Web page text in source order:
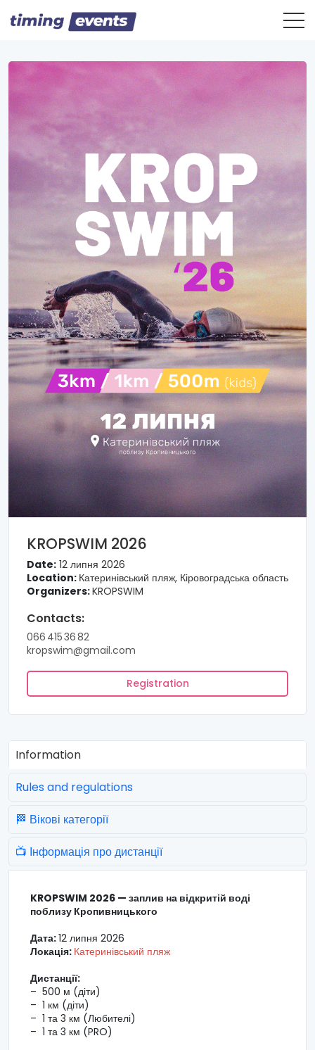
KROPSWIM 2026
Date: 12 липня 2026
Location: Катеринівський пляж, Кіровоградська область
Organizers:KROPSWIM
Contacts:
066 415 36 82
kropswim@gmail.com
Registration
Information
Rules and regulations
🏁 Вікові категорії
📺 Інформація про дистанції
KROPSWIM 2026 — заплив на відкритій воді
поблизу Кропивницького
Дата:12 липня 2026
Локація: Катеринівський пляж
Дистанції:
– 500 м (діти)
– 1 км (діти)
– 1 та 3 км (Любителі)
– 1 та 3 км (PRO)